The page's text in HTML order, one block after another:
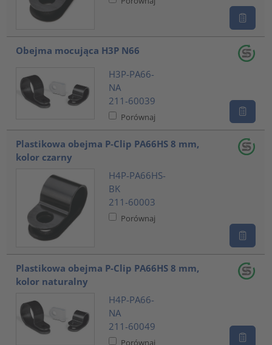
Obejma mocująca H3P N66
H3P-PA66-
NA
211-60039
Porównaj
Plastikowa obejma P-Clip PA66HS 8 mm,
kolor czarny
H4P-PA66HS-
BK
211-60003
Porównaj
Plastikowa obejma P-Clip PA66HS 8 mm,
kolor naturalny
H4P-PA66-
NA
211-60049
Porównaj